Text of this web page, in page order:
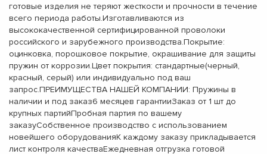
готовые изделия не теряют жесткости и прочности в течение
всего периода работы.Изготавливаются из
высококачественной сертифицированной проволоки
российского и зарубежного производства.Покрытие:
оцинковка, порошковое покрытие, окрашивание для защиты
пружин от коррозии.Цвет покрытия: стандартные(черный,
красный, серый) или индивидуально под ваш
запрос.ПРЕИМУЩЕСТВА НАШЕЙ КОМПАНИИ: Пружины в
наличии и под заказ6 месяцев гарантииЗаказ от 1 шт до
крупных партийПробная партия по вашему
заказуСобственное производство с использованием
новейшего оборудованияК каждому заказу прикладывается
лист контроля качестваЕжедневная отгрузка готовой